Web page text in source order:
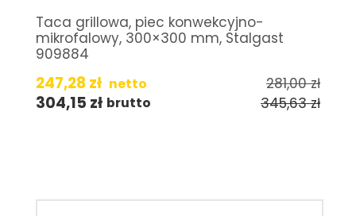
Taca grillowa, piec konwekcyjno-
mikrofalowy, 300×300 mm, Stalgast
909884
247,28zł netto 281,00zł
304,15 zł brutto 345,63zł